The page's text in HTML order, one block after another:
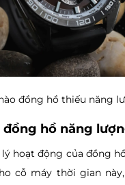
đồng hồ thiếu năng
đồng hồ năng
hoạt động của đồng
cỗ máy thời gian